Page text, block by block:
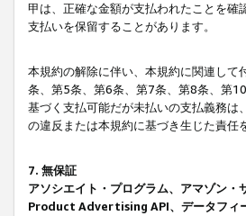
甲は、正確な金額が支払われたことを
支払いを保留することがあります。
本規約の解除に伴い、本規約に関連し
条、第5条、第6条、第7条、第8条、第
基づく支払可能だが未払いの支払義務
の違反または本規約に基づき生じた責任
7. 無保証
アソシエイト・プログラム、アマゾン
Product Advertising API、データフィ